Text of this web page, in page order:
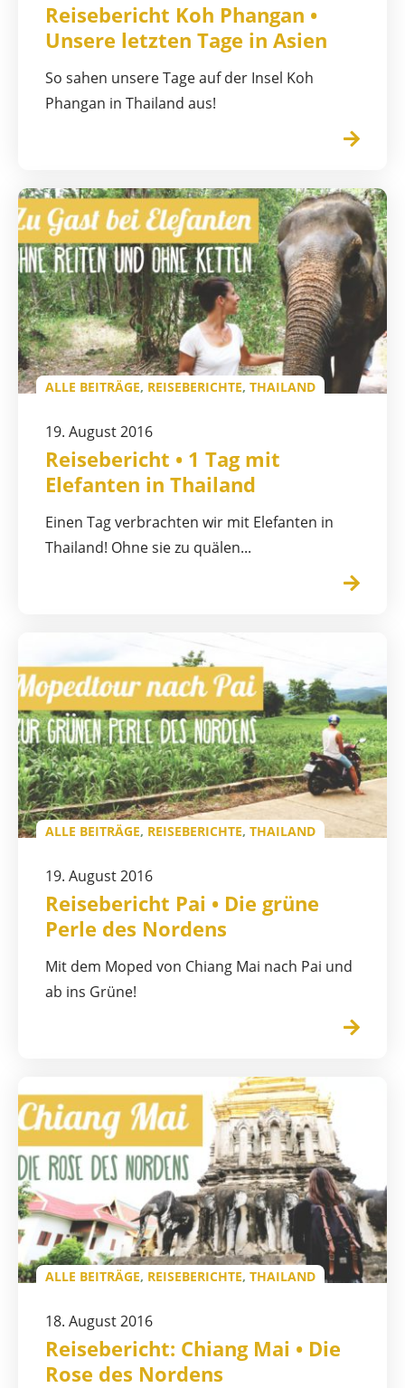
Reisebericht Koh Phangan •
Unsere letzten Tage in Asien
So sahen unsere Tage auf der Insel Koh
Phangan in Thailand aus!
ALLE BEITRÄGE, REISEBERICHTE, THAILAND
19. August 2016
Reisebericht • 1 Tag mit
Elefanten in Thailand
Einen Tag verbrachten wir mit Elefanten in
Thailand! Ohne sie zu quälen...
ALLE BEITRÄGE, REISEBERICHTE, THAILAND
19. August 2016
Reisebericht Pai • Die grüne
Perle des Nordens
Mit dem Moped von Chiang Mai nach Pai und
ab ins Grüne!
ALLE BEITRÄGE, REISEBERICHTE, THAILAND
18. August 2016
Reisebericht: Chiang Mai • Die
Rose des Nordens